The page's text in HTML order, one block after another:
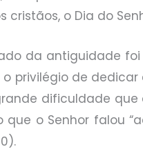
cristãos, o Dia do
da antiguidade foi
privilégio de dedicar
dificuldade que
que o Senhor falou